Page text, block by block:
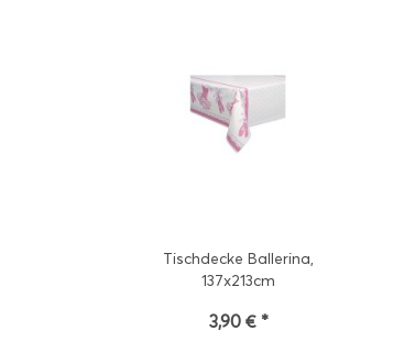
Tischdecke Ballerina,
137x213cm
3,90 € *